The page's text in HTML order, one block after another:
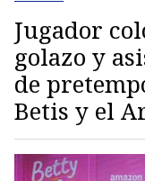
Jugador
golazo y
de
Betis y el